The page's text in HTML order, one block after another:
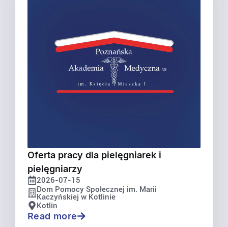
Oferta pracy dla pielęgniarek i
pielęgniarzy
2026-07-15
Dom Pomocy Społecznej im. Marii
Kaczyńskiej w Kotlinie
Kotlin
Read more